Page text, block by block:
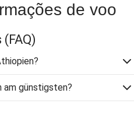
de voo
(FAQ)
am günstigsten?